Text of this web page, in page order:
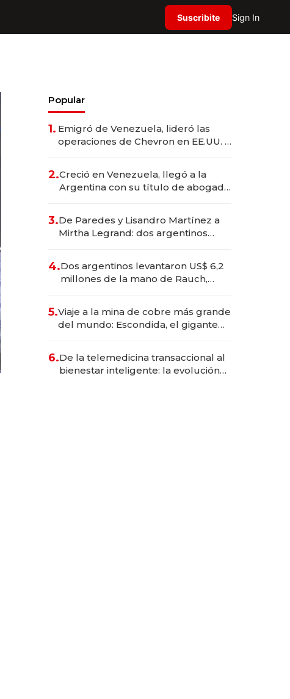
Suscribite Sign In
Popular
1. Emigró de Venezuela, lideró las
operaciones de Chevron en EE.UU. y
2.Creció en Venezuela, llegó a la
Argentina con su título de abogado
marcas "fast premium"
3.De Paredes y Lisandro Martínez a
Mirtha Legrand: dos argentinos
deportivo y el cuidado corporal
4.Dos argentinos levantaron US$ 6,2
millones de la mano de Rauch,
5.Viaje a la mina de cobre más grande
del mundo: Escondida, el gigante
6.De la telemedicina transaccional al
bienestar inteligente: la evolución